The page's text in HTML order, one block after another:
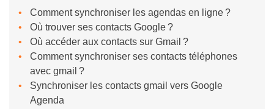
Comment synchroniser les agendas en ligne ?
Où trouver ses contacts Google ?
Où accéder aux contacts sur Gmail ?
Comment synchroniser ses contacts téléphones
avec gmail ?
Synchroniser les contacts gmail vers Google
Agenda